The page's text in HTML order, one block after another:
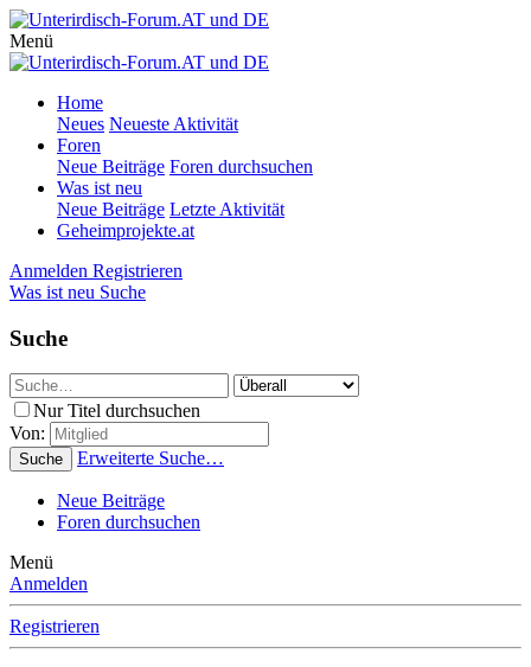
Menü
Home
Neues Neueste Aktivität
Foren
Neue Beiträge Foren durchsuchen
Was ist neu
Neue Beiträge Letzte Aktivität
Geheimprojekte.at
Anmelden Registrieren
Was ist neu Suche
Suche
Nur Titel durchsuchen
Von:
Suche Erweiterte Suche…
Neue Beiträge
Foren durchsuchen
Menü
Anmelden
Registrieren